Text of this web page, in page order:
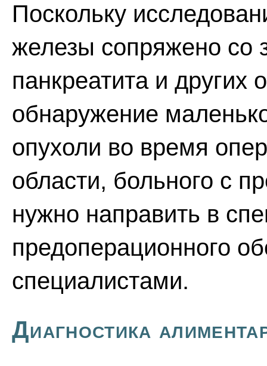
Поскольку
железы сопряжено со
панкреатита и других
обнаружение
опухоли во время
области, больного с
нужно направить в
предоперационного
специалистами.
Диагностика